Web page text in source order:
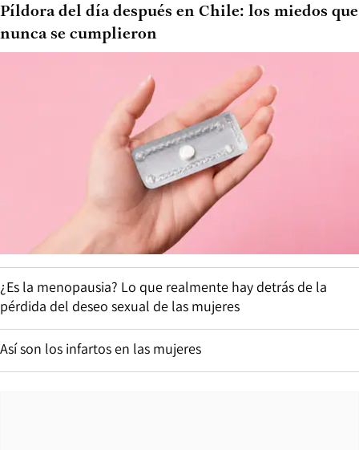
Píldora del día después en Chile: los miedos que
nunca se cumplieron
¿Es la menopausia? Lo que realmente hay detrás de la
pérdida del deseo sexual de las mujeres
Así son los infartos en las mujeres